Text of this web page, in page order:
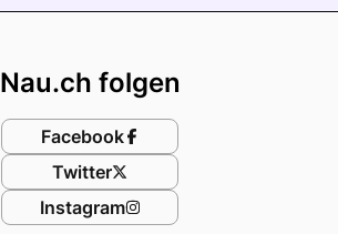
Nau.ch folgen
Facebook
Twitter
Instagram